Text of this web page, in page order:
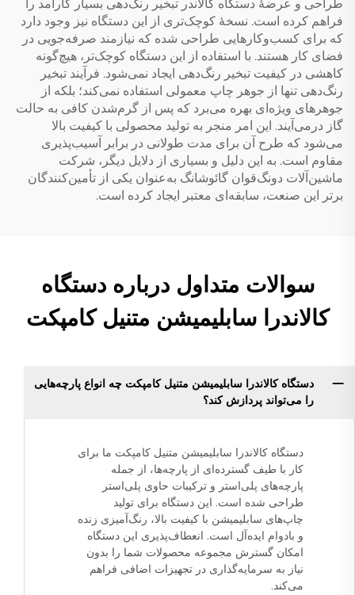
طراحی و عرضهٔ دستگاه کالاندر تبخیر رنگ‌دهی بسیار کارآمد را
فراهم کرده است. نسخهٔ کوچک‌تری از این دستگاه نیز وجود دارد
که برای کسب‌وکارهایی طراحی شده که نیازمند صرفه‌جویی در
فضای کار هستند. با استفاده از این دستگاه کوچک‌تر، هیچ‌گونه
کاهشی در کیفیت تبخیر رنگ‌دهی ایجاد نمی‌شود. فرآیند تبخیر
رنگ‌دهی تنها از جوهر چاپ معمولی استفاده نمی‌کند؛ بلکه از
جوهرهای ویژه‌ای بهره می‌برد که پس از گرم‌شدن کافی به حالت
گاز درمی‌آیند. این امر منجر به تولید محصولی با کیفیت بالا
می‌شود که طرح آن برای مدت طولانی در برابر آسیب‌پذیری
مقاوم است. به این دلیل و بسیاری از دلایل دیگر، شرکت
ماشین‌آلات دونگ‌قوان گائوشانگ به‌عنوان یکی از تأمین‌کنندگان
برتر این صنعت، سابقه‌ای معتبر ایجاد کرده است.
سوالات متداول درباره دستگاه
کالاندرا سابلیمیشن متنیل کامپکت
دستگاه کالاندرا سابلیمیشن متنیل کامپکت چه انواع پارچه‌هایی
را می‌تواند پردازش کند؟
دستگاه کالاندرا سابلیمیشن متنیل کامپکت ما برای
کار با طیف گسترده‌ای از پارچه‌ها، از جمله
پارچه‌های پلی‌استر و ترکیبات حاوی پلی‌استر
طراحی شده است. این دستگاه برای تولید
چاپ‌های سابلیمیشن با کیفیت بالا، رنگ‌آمیزی زنده
و بادوام ایده‌آل است. انعطاف‌پذیری این دستگاه
امکان گسترش مجموعه محصولات شما را بدون
نیاز به سرمایه‌گذاری در تجهیزات اضافی فراهم
می‌کند.